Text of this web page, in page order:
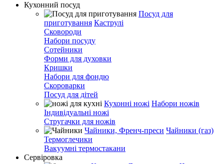
Кухонний посуд
Посуд для
приготування Каструлі
Сковороди
Набори посуду
Сотейники
Форми для духовки
Кришки
Набори для фондю
Скороварки
Посуд для дітей
Кухонні ножі Набори ножів
Індивідуальні ножі
Стругачки для ножів
Чайники, Френч-преси Чайники (газ)
Термоглечики
Вакуумні термостакани
Сервіровка